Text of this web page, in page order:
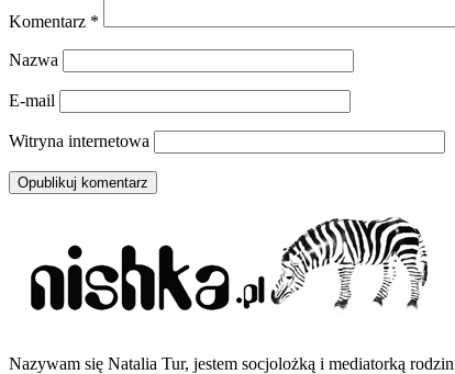
Komentarz *
Nazwa
E-mail
Witryna internetowa
Nazywam się Natalia Tur, jestem socjolożką i mediatorką